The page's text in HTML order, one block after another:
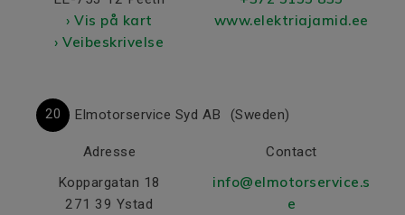
› Vis på kart
› Veibeskrivelse
www.elektriajamid.ee
20 Elmotorservice Syd AB (Sweden)
Adresse
Koppargatan 18
271 39 Ystad
Contact
info@elmotorservice.s
e